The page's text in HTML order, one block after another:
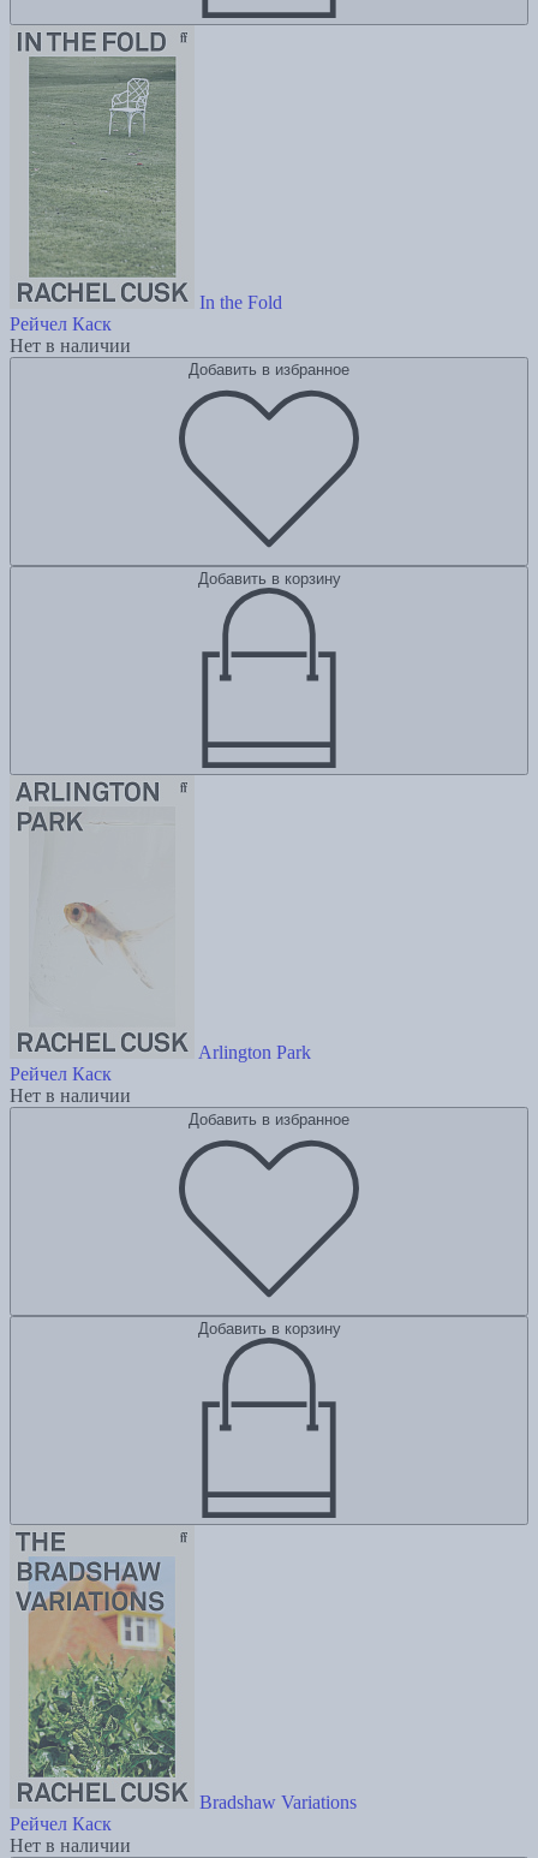
In the Fold
Рейчел Каск
Нет в наличии
Добавить в избранное
Добавить в корзину
Arlington Park
Рейчел Каск
Нет в наличии
Добавить в избранное
Добавить в корзину
Bradshaw Variations
Рейчел Каск
Нет в наличии